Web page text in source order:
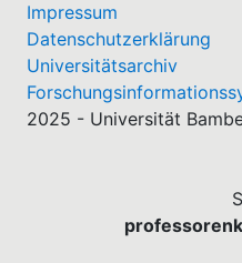
Impressum
Datenschutzerklärung
Universitätsarchiv
2025 - Universität